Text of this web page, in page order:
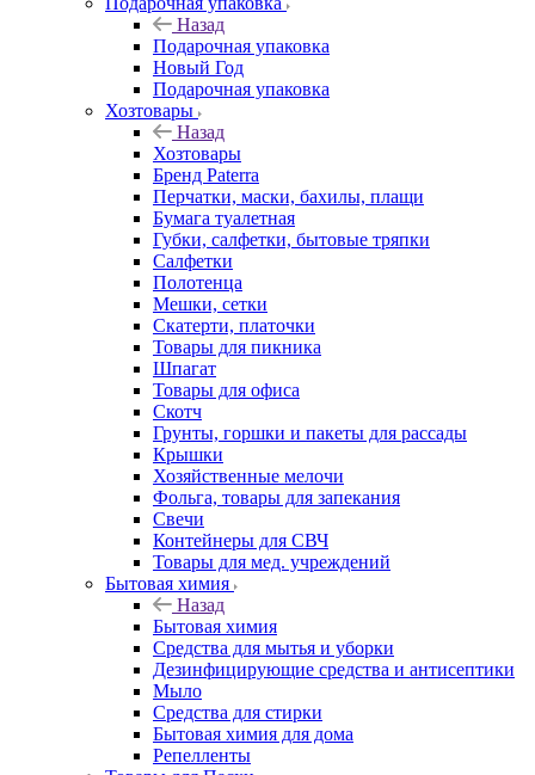
Назад
Подарочная упаковка
Новый Год
Подарочная упаковка
Хозтовары
Назад
Хозтовары
Бренд Paterra
Перчатки, маски, бахилы, плащи
Бумага туалетная
Губки, салфетки, бытовые тряпки
Салфетки
Полотенца
Мешки, сетки
Скатерти, платочки
Товары для пикника
Шпагат
Товары для офиса
Скотч
Грунты, горшки и пакеты для рассады
Крышки
Хозяйственные мелочи
Фольга, товары для запекания
Свечи
Контейнеры для СВЧ
Товары для мед. учреждений
Бытовая химия
Назад
Бытовая химия
Средства для мытья и уборки
Дезинфицирующие средства и антисептики
Мыло
Средства для стирки
Бытовая химия для дома
Репелленты